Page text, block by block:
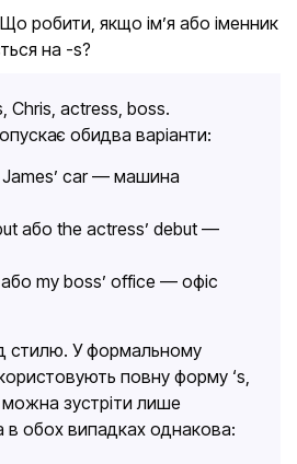
робити, якщо ім’я або іменник
на -s?
Chris, actress, boss.
обидва варіанти:
James’ car — машина
або the actress’ debut —
my boss’ office — офіс
стилю. У формальному
повну форму ‘s,
зустріти лише
обох випадках однакова: